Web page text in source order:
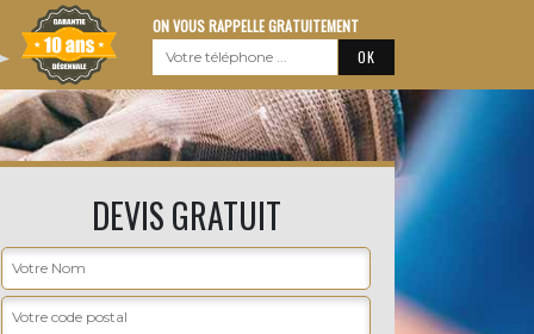
ON VOUS RAPPELLE GRATUITEMENT
DEVIS GRATUIT